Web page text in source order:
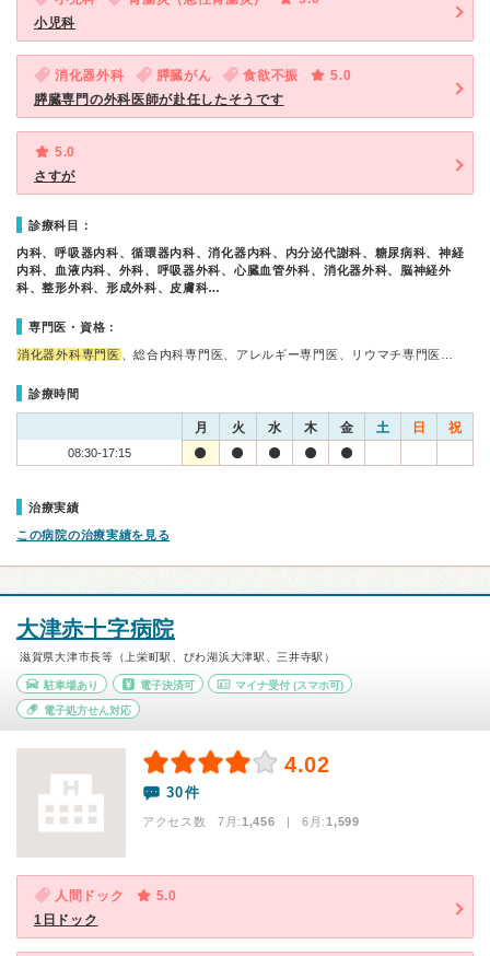
小児科
消化器外科 膵臓がん 食欲不振
5.0
膵臓専門の外科医師が赴任したそうです
5.0
さすが
診療科目：
内科、呼吸器内科、循環器内科、消化器内科、内分泌代謝科、糖尿病科、神経
内科、血液内科、外科、呼吸器外科、心臓血管外科、消化器外科、脳神経外
科、整形外科、形成外科、皮膚科…
専門医・資格：
消化器外科専門医 、総合内科専門医、アレルギー専門医、リウマチ専門医…
診療時間
月 火 水 木 金 土 日 祝
08:30-17:15
治療実績
この病院の治療実績を見る
大津赤十字病院
滋賀県大津市長等（上栄町駅、びわ湖浜大津駅、三井寺駅）
駐車場あり 電子決済可 マイナ受付 (スマホ可)
電子処方せん対応
4.02
30件
アクセス数 7月:1,456 | 6月:1,599
人間ドック
5.0
1日ドック